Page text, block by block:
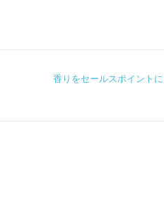
香りをセールスポイント